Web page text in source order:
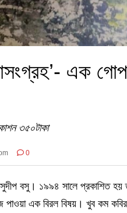
এক
৩৫০টাকা
0
বসু। ১৯৯৪ সালে প্রকাশিত হয়
পাওয়া এক বিরল বিষয়। খুব কম